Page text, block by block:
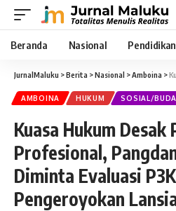
Beranda Nasional Pendidikan
JurnalMaluku >Berita >Nasional >Amboina >
AMBOINA HUKUM SOSIAL/
Kuasa Hukum Desak
Profesional,
Diminta Evaluasi
Pengeroyokan